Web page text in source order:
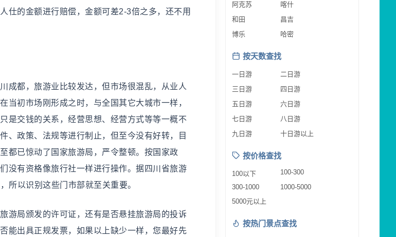
仕的金额进行赔偿，金额可差2-3倍之多，还不用
都，旅游业比较发达，但市场很混乱，从业人
当初市场刚形成之时，与全国其它大城市一样，
是交钱的关系，经营思想、经营方式等等一概不
、政策、法规等进行制止，但至今没有好转，目
都已惊动了国家旅游局，严令整顿。按国家政
没有资格像旅行社一样进行操作。据四川省旅游
所以识别这些门市部就至关重要。
局颁发的许可证，还有是否悬挂旅游局的投诉
能出具正规发票，如果以上缺少一样，您最好先
阿克苏
喀什
和田
昌吉
博乐
哈密
按天数查找
一日游
二日游
三日游
四日游
五日游
六日游
七日游
八日游
九日游
十日游以上
按价格查找
100以下
100-300
300-1000
1000-5000
5000元以上
按热门景点查找